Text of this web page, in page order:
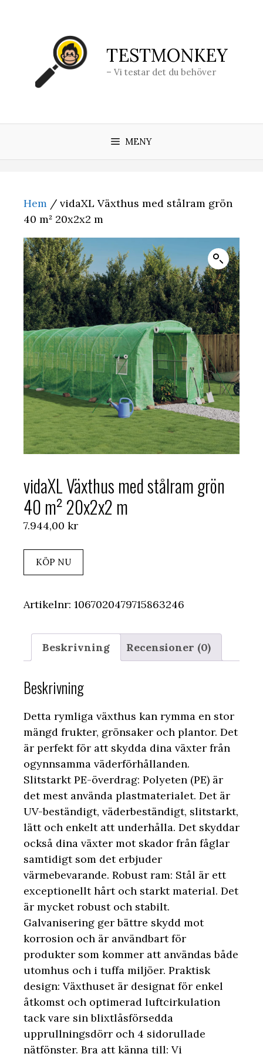
TESTMONKEY
– Vi testar det du behöver
MENY
Hem / vidaXL Växthus med stålram grön
40 m² 20x2x2 m
vidaXL Växthus med stålram grön
40 m² 20x2x2 m
7.944,00 kr
KÖP NU
Artikelnr: 1067020479715863246
Beskrivning Recensioner (0)
Beskrivning
Detta rymliga växthus kan rymma en stor
mängd frukter, grönsaker och plantor. Det
är perfekt för att skydda dina växter från
ogynnsamma väderförhållanden.
Slitstarkt PE-överdrag: Polyeten (PE) är
det mest använda plastmaterialet. Det är
UV-beständigt, väderbeständigt, slitstarkt,
lätt och enkelt att underhålla. Det skyddar
också dina växter mot skador från fåglar
samtidigt som det erbjuder
värmebevarande. Robust ram: Stål är ett
exceptionellt hårt och starkt material. Det
är mycket robust och stabilt.
Galvanisering ger bättre skydd mot
korrosion och är användbart för
produkter som kommer att användas både
utomhus och i tuffa miljöer. Praktisk
design: Växthuset är designat för enkel
åtkomst och optimerad luftcirkulation
tack vare sin blixtlåsförsedda
upprullningsdörr och 4 sidorullade
nätfönster. Bra att känna till: Vi